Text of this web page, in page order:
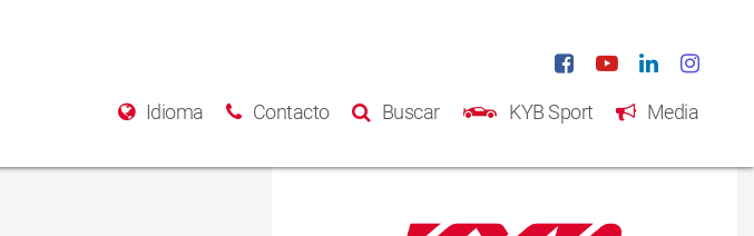
Idioma Contacto Buscar KYB Sport Media